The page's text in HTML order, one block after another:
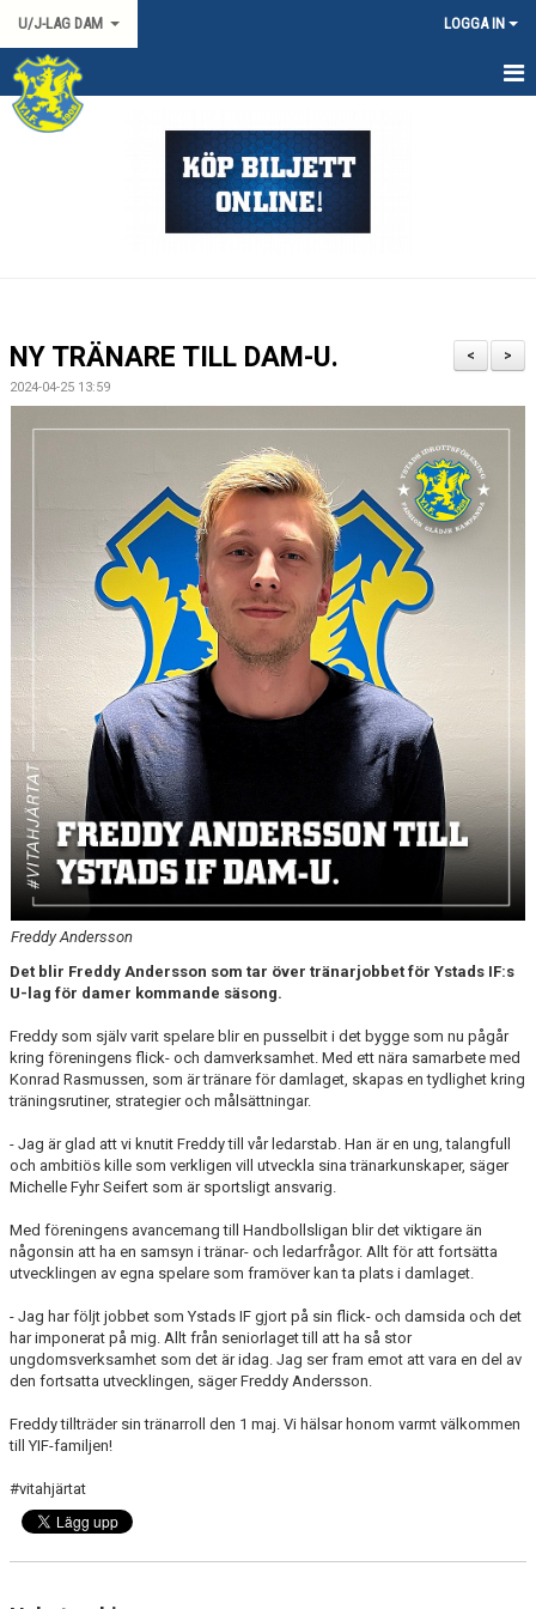
U/J-LAG DAM LOGGA IN
HEM
KONTAKT
MATCHER
>
<
NY TRÄNARE TILL DAM-U.
2024-04-25 13:59
Freddy Andersson
Det blir Freddy Andersson som tar över tränarjobbet för Ystads IF:s
U-lag för damer kommande säsong.
Freddy som själv varit spelare blir en pusselbit i det bygge som nu pågår
kring föreningens flick- och damverksamhet. Med ett nära samarbete med
Konrad Rasmussen, som är tränare för damlaget, skapas en tydlighet kring
träningsrutiner, strategier och målsättningar.
- Jag är glad att vi knutit Freddy till vår ledarstab. Han är en ung, talangfull
och ambitiös kille som verkligen vill utveckla sina tränarkunskaper, säger
Michelle Fyhr Seifert som är sportsligt ansvarig.
Med föreningens avancemang till Handbollsligan blir det viktigare än
någonsin att ha en samsyn i tränar- och ledarfrågor. Allt för att fortsätta
utvecklingen av egna spelare som framöver kan ta plats i damlaget.
- Jag har följt jobbet som Ystads IF gjort på sin flick- och damsida och det
har imponerat på mig. Allt från seniorlaget till att ha så stor
ungdomsverksamhet som det är idag. Jag ser fram emot att vara en del av
den fortsatta utvecklingen, säger Freddy Andersson.
Freddy tillträder sin tränarroll den 1 maj. Vi hälsar honom varmt välkommen
till YIF-familjen!
#vitahjärtat